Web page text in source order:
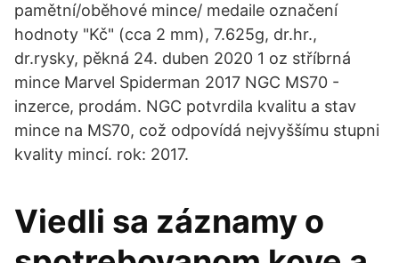
pamětní/oběhové mince/ medaile označení
hodnoty "Kč" (cca 2 mm), 7.625g, dr.hr.,
dr.rysky, pěkná 24. duben 2020 1 oz stříbrná
mince Marvel Spiderman 2017 NGC MS70 -
inzerce, prodám. NGC potvrdila kvalitu a stav
mince na MS70, což odpovídá nejvyššímu stupni
kvality mincí. rok: 2017.
Viedli sa záznamy o